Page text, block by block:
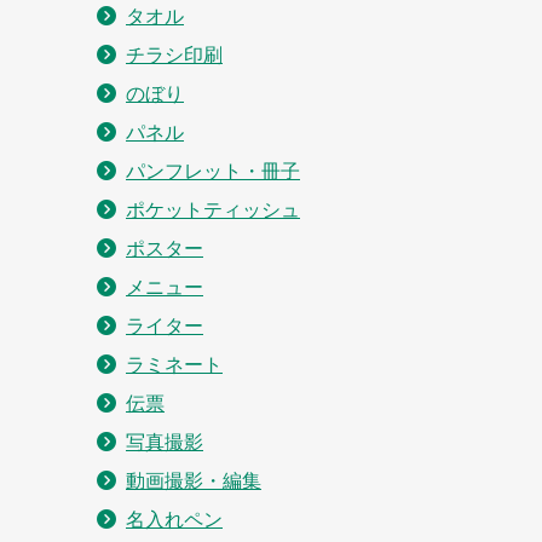
タオル
チラシ印刷
のぼり
パネル
パンフレット・冊子
ポケットティッシュ
ポスター
メニュー
ライター
ラミネート
伝票
写真撮影
動画撮影・編集
名入れペン